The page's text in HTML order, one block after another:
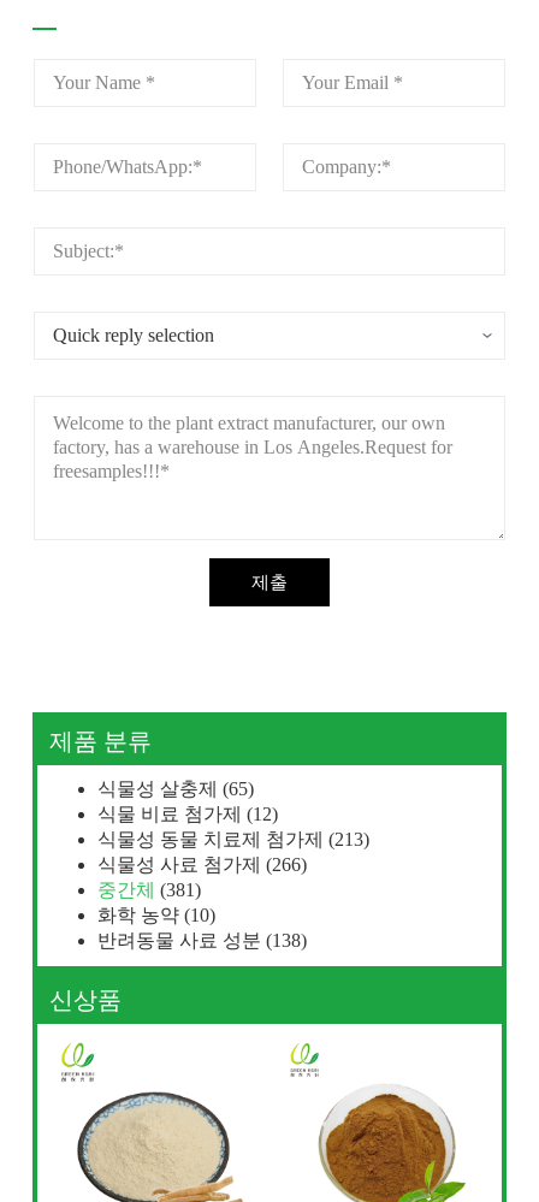
제출
제품 분류
식물성 살충제 (65)
식물 비료 첨가제 (12)
식물성 동물 치료제 첨가제 (213)
식물성 사료 첨가제 (266)
중간체 (381)
화학 농약 (10)
반려동물 사료 성분 (138)
신상품